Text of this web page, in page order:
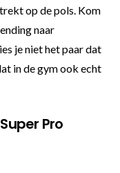
op de pols. Kom
naar
je niet het paar dat
in de gym ook echt
Pro